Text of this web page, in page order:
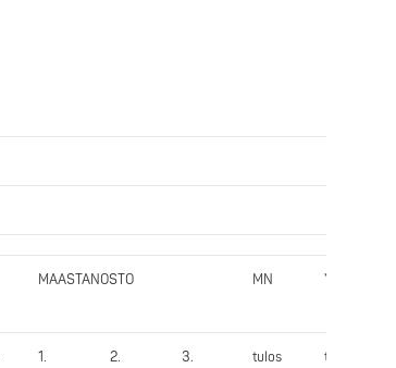
MAASTANOSTO MN Yht.
1. 2. 3. tulos tulos